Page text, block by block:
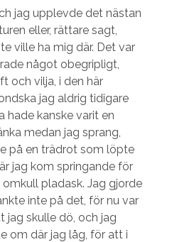
jag upplevde det nästan
eller, rättare sagt,
ville ha mig där. Det var
något obegripligt,
och vilja, i den här
jag aldrig tidigare
hade kanske varit en
medan jag sprang,
på en trädrot som löpte
jag kom springande för
pladask. Jag gjorde
inte på det, för nu var
jag skulle dö, och jag
om där jag låg, för att i